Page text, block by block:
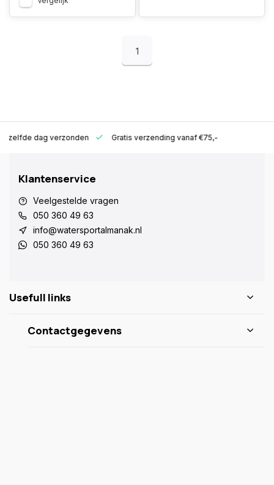
1
zelfde dag verzonden Gratis verzending vanaf €75,-
Klantenservice
Veelgestelde vragen
050 360 49 63
info@watersportalmanak.nl
050 360 49 63
Usefull links
Contactgegevens